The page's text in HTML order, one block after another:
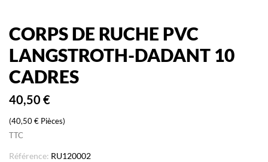
CORPS DE RUCHE PVC
LANGSTROTH-DADANT 10
CADRES
40,50 €
(40,50 € Pièces)
TTC
Référence: RU120002